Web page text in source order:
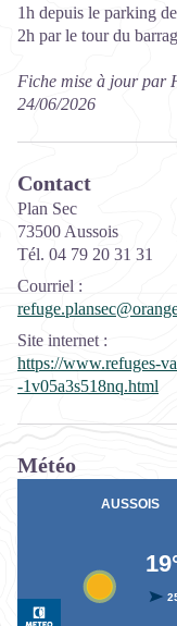
1h depuis le parking
2h par le tour du
Fiche mise à jour par
24/06/2026
Contact
Plan Sec
73500 Aussois
Tél. 04 79 20 31 31
Courriel :
Site internet :
https://www.refuges-
-1v05a3s518nq.html
Météo